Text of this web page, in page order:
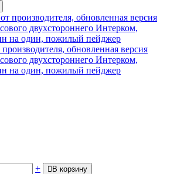
обновленная версия
двухстороннего Интерком,
на один, пожилый пейджер
+ В корзину